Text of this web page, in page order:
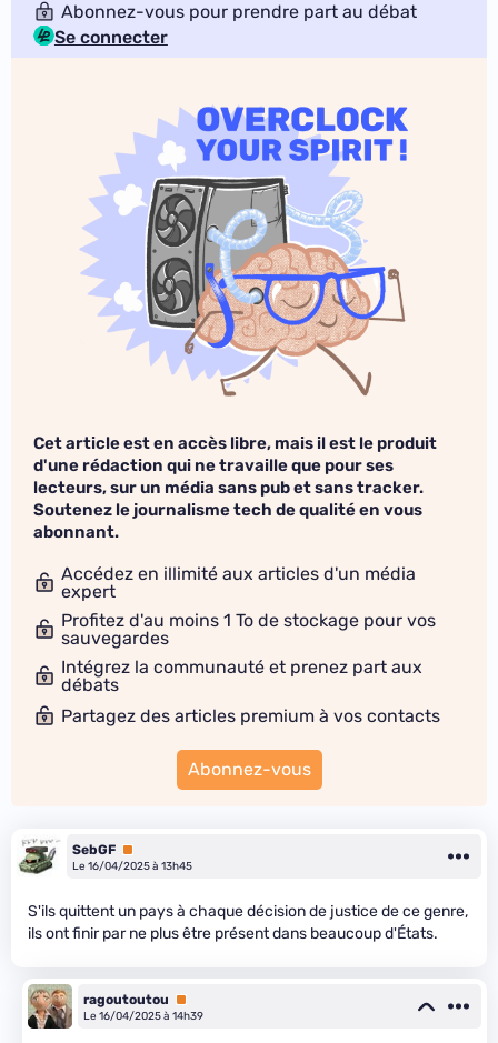
Abonnez-vous pour prendre part au débat
Se connecter
Cet article est en accès libre, mais il est le produit
d'une rédaction qui ne travaille que pour ses
lecteurs, sur un média sans pub et sans tracker.
Soutenez le journalisme tech de qualité en vous
abonnant.
Accédez en illimité aux articles d'un média
expert
Profitez d'au moins 1 To de stockage pour vos
sauvegardes
Intégrez la communauté et prenez part aux
débats
Partagez des articles premium à vos contacts
Abonnez-vous
SebGF Premium
Le 16/04/2025 à 13h45
S'ils quittent un pays à chaque décision de justice de ce genre,
ils ont finir par ne plus être présent dans beaucoup d'États.
ragoutoutou
Premium
Le 16/04/2025 à 14h39